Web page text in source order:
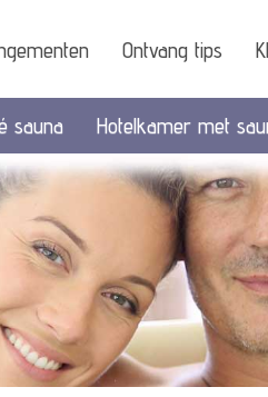
Ontvang tips
sauna Hotelkamer met